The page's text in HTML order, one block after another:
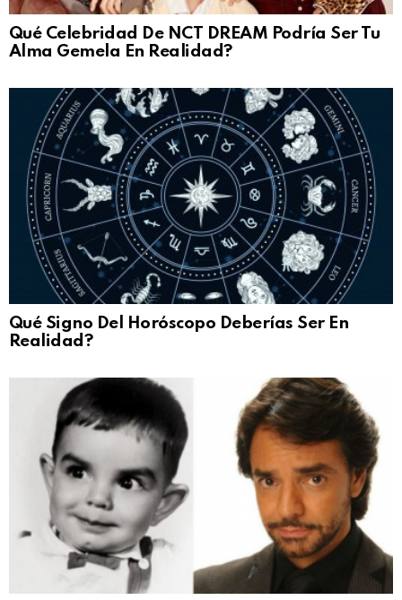
Qué Celebridad De NCT DREAM Podría Ser Tu
Alma Gemela En Realidad?
Qué Signo Del Horóscopo Deberías Ser En
Realidad?